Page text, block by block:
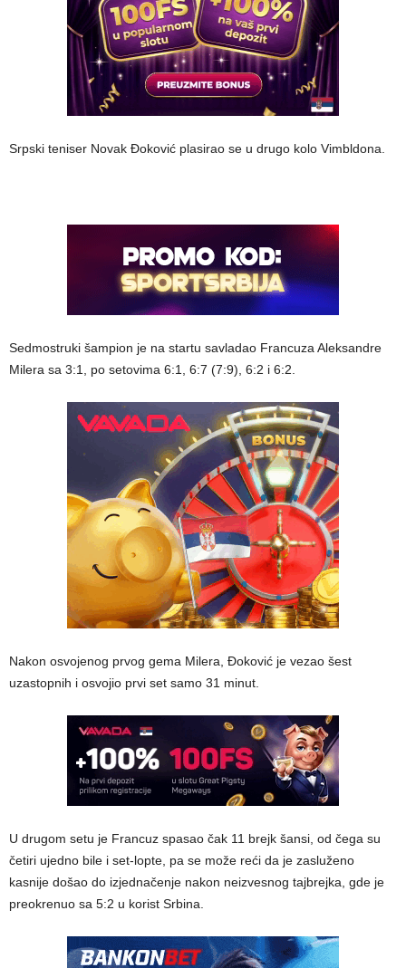
Srpski teniser Novak Đoković plasirao se u drugo kolo Vimbldona.
Sedmostruki šampion je na startu savladao Francuza Aleksandre
Milera sa 3:1, po setovima 6:1, 6:7 (7:9), 6:2 i 6:2.
Nakon osvojenog prvog gema Milera, Đoković je vezao šest
uzastopnih i osvojio prvi set samo 31 minut.
U drugom setu je Francuz spasao čak 11 brejk šansi, od čega su
četiri ujedno bile i set-lopte, pa se može reći da je zasluženo
kasnije došao do izjednačenje nakon neizvesnog tajbrejka, gde je
preokrenuo sa 5:2 u korist Srbina.